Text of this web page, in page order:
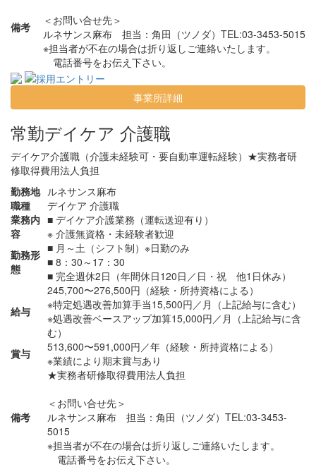
備考
＜お問い合せ先＞
ルネサンス麻布 担当：角田（ツノダ）TEL:03-3453-5015
※担当者が不在の場合は折り返しご連絡いたします。
電話番号をお伝え下さい。
事業所詳細
常勤デイケア 介護職
デイケア介護職（介護未経験可・要自動車運転経験）★実務者研
修取得費用法人負担
勤務地 ルネサンス麻布
職種
デイケア 介護職
業務内
容
■ デイケア介護業務（運転送迎有り）
※ 介護無資格・未経験者歓迎
勤務形
態
■ 月～土（シフト制）※日勤のみ
■ 8：30～17：30
■ 完全週休2日（年間休日120日／日・祝 他1日休み）
給与
245,700〜276,500円（経験・所持資格による）
※特定処遇改善加算手当15,500円／月（上記給与に含む）
※処遇改善ベースアップ加算15,000円／月（上記給与に含
む）
賞与
513,600〜591,000円／年（経験・所持資格による）
※業績により期末賞与あり
備考
★実務者研修取得費用法人負担
＜お問い合せ先＞
ルネサンス麻布 担当：角田（ツノダ）TEL:03-3453-
5015
※担当者が不在の場合は折り返しご連絡いたします。
電話番号をお伝え下さい。